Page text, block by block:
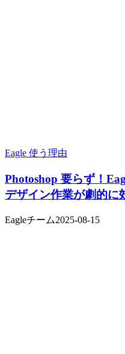
Eagle 使う理由
Photoshop 要らず！
デザイン作業が劇的に
Eagleチーム2025-08-15